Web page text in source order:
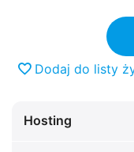
Dodaj do listy
Hosting